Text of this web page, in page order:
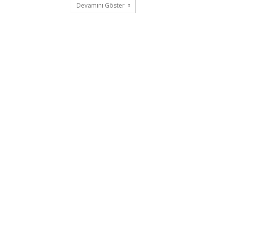
Devamını Göster